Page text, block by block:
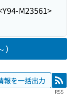
M23561>
報を一括出力 RSS
RSS